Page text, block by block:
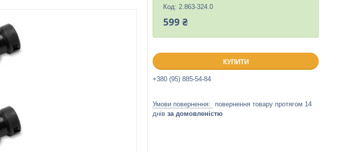
Код: 2.863-324.0
599 ₴
КУПИТИ
+380 (95) 885-54-84
повернення товару протягом 14
днів за домовленістю